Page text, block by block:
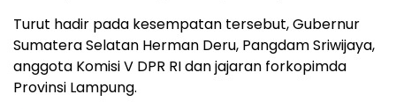
Turut hadir pada kesempatan tersebut, Gubernur
Sumatera Selatan Herman Deru, Pangdam Sriwijaya,
anggota Komisi V DPR RI dan jajaran forkopimda
Provinsi Lampung.